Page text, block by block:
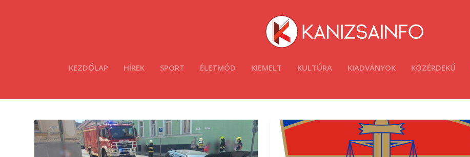
KEZDŐLAP HÍREK SPORT ÉLETMÓD KIEMELT KULTÚRA KIADVÁNYOK KÖZÉRDEKŰ